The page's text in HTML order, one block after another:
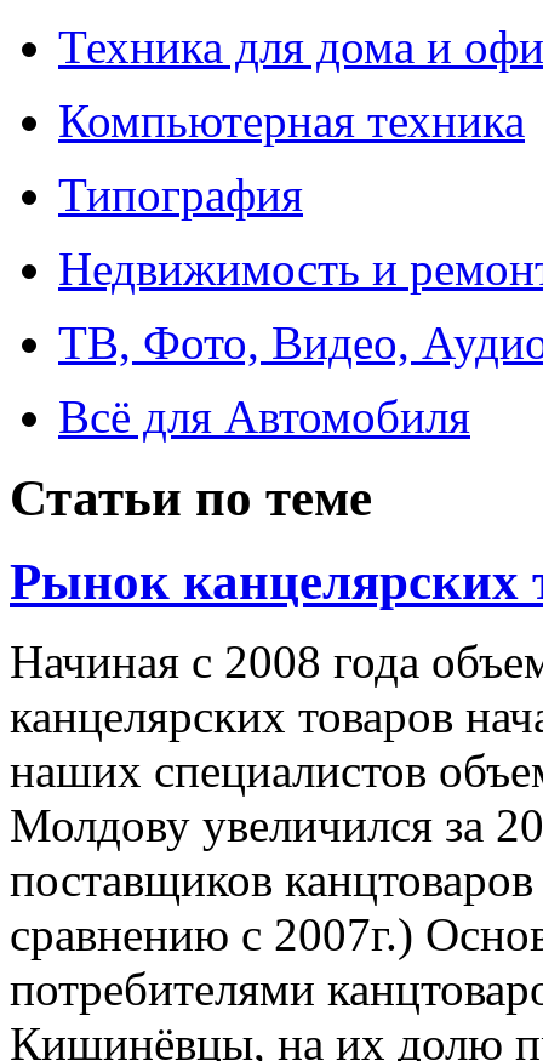
Техника для дома и
Компьютерная техника
Типография
Недвижимость и
ТВ, Фото, Видео,
Всё для Автомобиля
Статьи по теме
Рынок канцелярских
Начиная с 2008 года
канцелярских товаров
наших специалистов
Молдову увеличился за
поставщиков
сравнению с 2007г.)
потребителями
Кишинёвцы, на их долю